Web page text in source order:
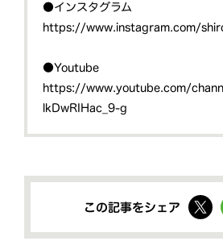
●インスタグラム
https://www.instagram.com/
●Youtube
https://www.youtube.com/
lkDwRIHac_9-g
この記事をシェア